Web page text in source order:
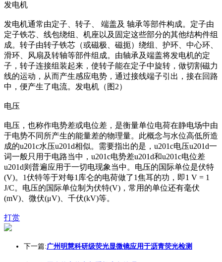
发电机
发电机通常由定子、转子、 端盖及 轴承等部件构成。定子由
定子铁芯、线包绕组、机座以及固定这些部分的其他结构件组
成。转子由转子铁芯（或磁极、磁扼）绕组、护环、中心环、
滑环、风扇及转轴等部件组成。由轴承及端盖将发电机的定
子，转子连接组装起来，使转子能在定子中旋转，做切割磁力
线的运动，从而产生感应电势，通过接线端子引出，接在回路
中，便产生了电流。发电机（图2）
电压
电压，也称作电势差或电位差，是衡量单位电荷在静电场中由
于电势不同所产生的能量差的物理量。此概念与水位高低所造
成的u201c水压u201d相似。需要指出的是，u201c电压u201d一
词一般只用于电路当中，u201c电势差u201d和u201c电位差
u201d则普遍应用于一切电现象当中。电压的国际单位是伏特
(V)。1伏特等于对每1库仑的电荷做了1焦耳的功，即1 V = 1
J/C。电压的国际单位制为伏特(V)，常用的单位还有毫伏
(mV)、微伏(μV)、千伏(kV)等。
打赏
下一篇:广州明慧科研级荧光显微镜应用于沥青荧光检测